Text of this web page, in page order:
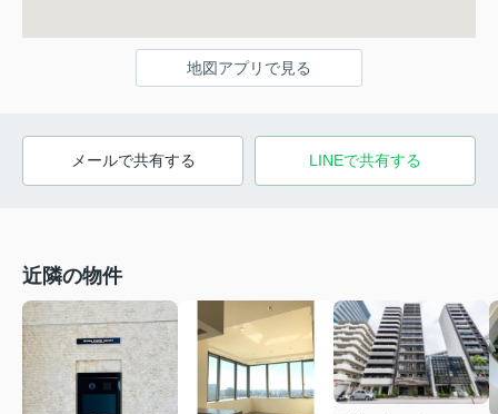
地図アプリで見る
メールで共有する LINEで共有する
近隣の物件